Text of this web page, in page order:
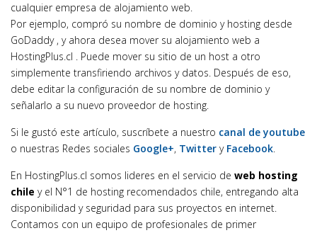
cualquier empresa de alojamiento web.
Por ejemplo, compró su nombre de dominio y hosting desde
GoDaddy , y ahora desea mover su alojamiento web a
HostingPlus.cl . Puede mover su sitio de un host a otro
simplemente transfiriendo archivos y datos. Después de eso,
debe editar la configuración de su nombre de dominio y
señalarlo a su nuevo proveedor de hosting.
Si le gustó este artículo, suscríbete a nuestro canal de youtube
o nuestras Redes sociales Google+, Twitter y Facebook.
En HostingPlus.cl somos lideres en el servicio de web hosting
chile y el N°1 de hosting recomendados chile, entregando alta
disponibilidad y seguridad para sus proyectos en internet.
Contamos con un equipo de profesionales de primer